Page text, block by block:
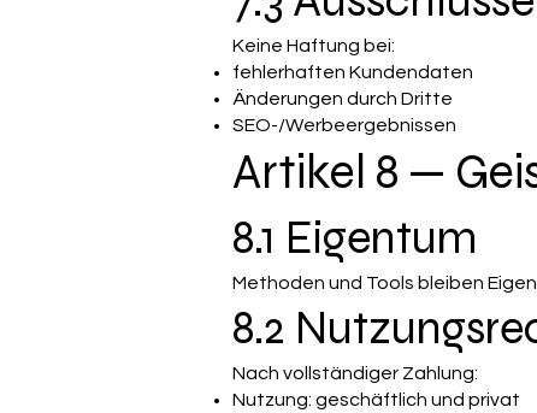
Keine Haftung bei:
fehlerhaften Kundendaten
Änderungen durch Dritte
SEO-/Werbeergebnissen
Artikel 8 —
8.1 Eigentum
Methoden und Tools bleiben
8.2
Nach vollständiger Zahlung:
Nutzung: geschäftlich und privat